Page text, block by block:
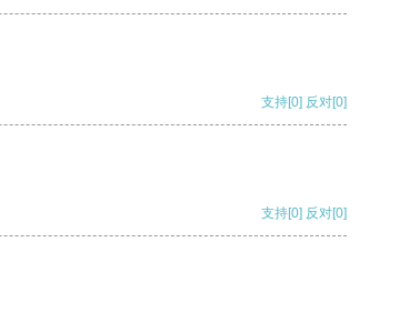
支持[0] 反对[0]
支持[0] 反对[0]